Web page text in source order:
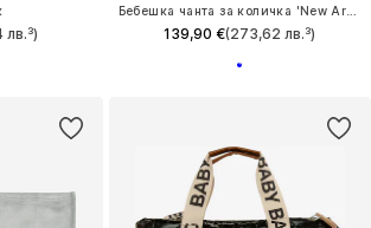
139,90 €(273,62 лв.³)